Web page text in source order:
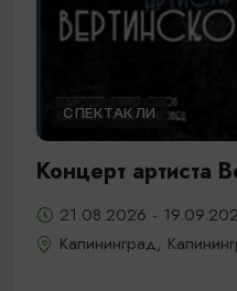
СПЕКТАКЛИ
Концерт артиста
21.08.2026 -
Калининград,